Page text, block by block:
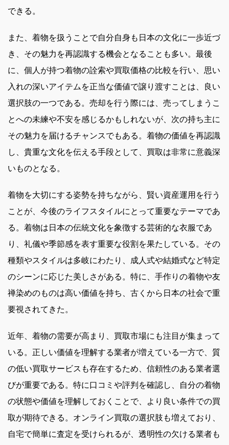
できる。
また、着物を扱うことで自分自身も日本の文化に一歩近づ
き、その魅力を再認識する機会となることも多い。最後
に、個人が持つ着物の詮索や買取価格の比較を行い、思い
入れの深いアイテムを正当な価値で譲り渡すことは、良い
選択肢の一つである。売却を行う際には、売ってしまうこ
とへの未練や不安を感じるかもしれないが、次の持ち主に
その魅力を届けるチャンスでもある。着物の価値を再認識
し、貴重な文化を伝える手段として、買取は非常に意義深
いものとなる。
着物を大切にする姿勢を持ちながら、賢い資産運用を行う
ことが、今後のライフスタイルにとって重要なテーマであ
る。着物は日本の伝統文化を象徴する芸術的な衣服であ
り、礼儀や季節感を表す重要な役割を果たしている。その
種類やスタイルは多岐にわたり、成人式や結婚式など特定
のシーンに応じた美しさがある。特に、手作りの着物や友
禅染めのものは高い価値を持ち、古くから日本の社会で重
要視されてきた。
近年、着物の需要が高まり、買取市場にも注目が集まって
いる。正しい価値を理解する業者が増えている一方で、質
の低い買取サービスも存在するため、信頼性のある業者選
びが重要である。特に口コミや評判を確認し、自分の着物
の状態や価値を理解しておくことで、より良い条件での買
取が期待できる。オンライン買取の選択肢も増えており、
自宅で簡単に査定を受けられるが、透明性の欠ける業者も